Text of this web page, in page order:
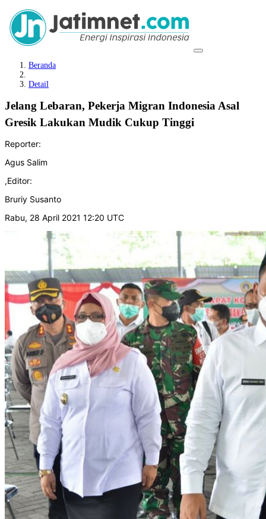
Beranda
Detail
Jelang Lebaran, Pekerja Migran Indonesia Asal
Gresik Lakukan Mudik Cukup Tinggi
Reporter:
Agus Salim
,Editor:
Bruriy Susanto
Rabu, 28 April 2021 12:20 UTC